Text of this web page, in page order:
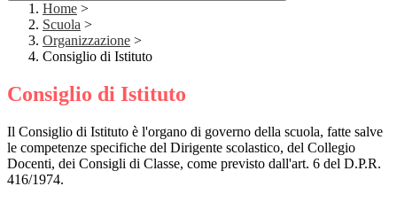
Home >
Scuola >
Organizzazione >
Consiglio di Istituto
Consiglio di Istituto
Il Consiglio di Istituto è l'organo di governo della scuola, fatte salve
le competenze specifiche del Dirigente scolastico, del Collegio
Docenti, dei Consigli di Classe, come previsto dall'art. 6 del D.P.R.
416/1974.